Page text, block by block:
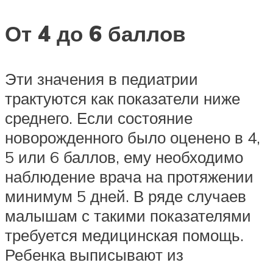
От 4 до 6 баллов
Эти значения в педиатрии
трактуются как показатели ниже
среднего. Если состояние
новорожденного было оценено в 4,
5 или 6 баллов, ему необходимо
наблюдение врача на протяжении
минимум 5 дней. В ряде случаев
малышам с такими показателями
требуется медицинская помощь.
Ребенка выписывают из